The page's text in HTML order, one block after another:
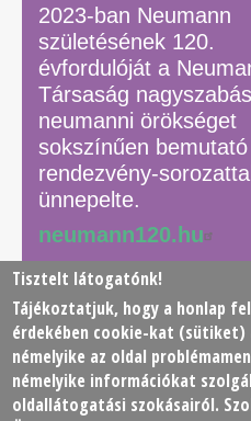
2023-ban Neumann
születésének 120.
évfordulóját a
Társaság
neumanni örökséget
sokszínűen bemutató
rendezvény-sorozattal
ünnepelte.
neumann120.hu
© 2026 Neumann János
(NJSZT)
Footer
Adatkezelési tájékoztató
Tisztelt látogatónk!
Tájékoztatjuk, hogy a honlap
érdekében cookie-kat (sütiket)
némelyike az oldal
némelyike információkat
oldallátogatási szokásairól.